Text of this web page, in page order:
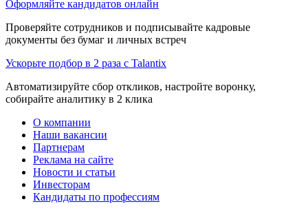
Оформляйте кандидатов онлайн
Проверяйте сотрудников и подписывайте кадровые
документы без бумаг и личных встреч
Ускорьте подбор в 2 раза с Talantix
Автоматизируйте сбор откликов, настройте воронку,
собирайте аналитику в 2 клика
О компании
Наши вакансии
Партнерам
Реклама на сайте
Новости и статьи
Инвесторам
Кандидаты по профессиям